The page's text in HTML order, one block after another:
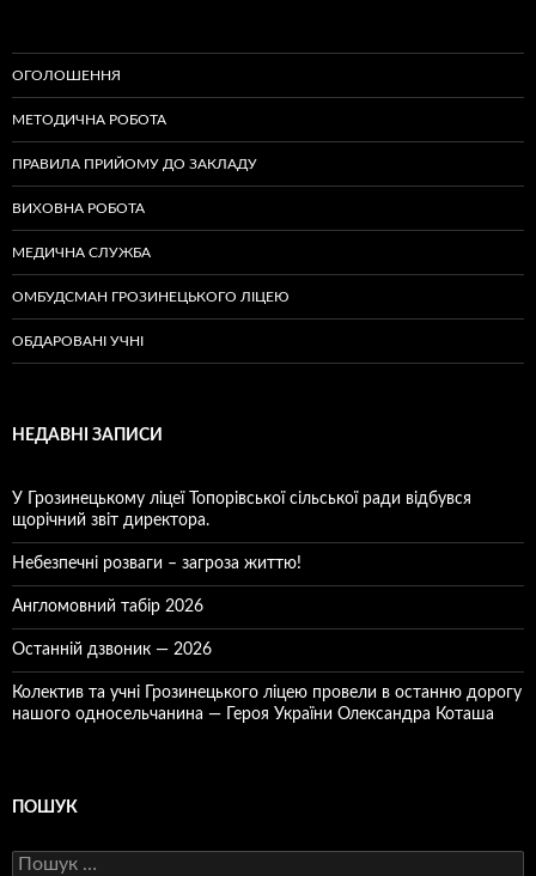
ОГОЛОШЕННЯ
МЕТОДИЧНА РОБОТА
ПРАВИЛА ПРИЙОМУ ДО ЗАКЛАДУ
ВИХОВНА РОБОТА
МЕДИЧНА СЛУЖБА
ОМБУДСМАН ГРОЗИНЕЦЬКОГО ЛІЦЕЮ
ОБДАРОВАНІ УЧНІ
НЕДАВНІ ЗАПИСИ
У Грозинецькому ліцеї Топорівської сільської ради відбувся
щорічний звіт директора.
Небезпечні розваги – загроза життю!
Англомовний табір 2026
Останній дзвоник — 2026
Колектив та учні Грозинецького ліцею провели в останню дорогу
нашого односельчанина — Героя України Олександра Коташа
ПОШУК
Пошук: